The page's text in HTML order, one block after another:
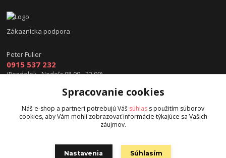
Zákaznícka podpora
Peter Fulier
0915 537 232
(Pondelok - Nedeľa 08.00 - 22.00)
info@hokejexpert.sk
Spracovanie cookies
Náš e-shop a partneri potrebujú Váš súhlas s použitím súborov
cookies, aby Vám mohli zobrazovať informácie týkajúce sa Vašich
záujmov.
Nastavenia Súhlasím